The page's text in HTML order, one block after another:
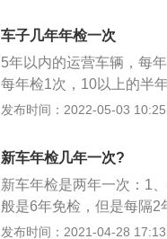
那在6年有效期限内，每
0年有效期限的驾照。同
每一个驾照记分周期均未
久有效的驾照一直以来可
证明。
车子几年年检一次
5年以内的运营车辆，每
每年检1次，10以上的半
次，15年以上半年检1次
管所检测，虽然是不用开
验合格标志，可以通过
本人携带证件去车管所申
发布时间：2022-05-03
新车年检几年一次?
新车年检是两年一次：1
般是6年免检，但是每隔2
需每年年审一次。个人车
发布时间：2021-04-28